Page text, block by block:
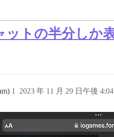
ットの半分しか
2023 年 11 月 29 日午後 4:04
1